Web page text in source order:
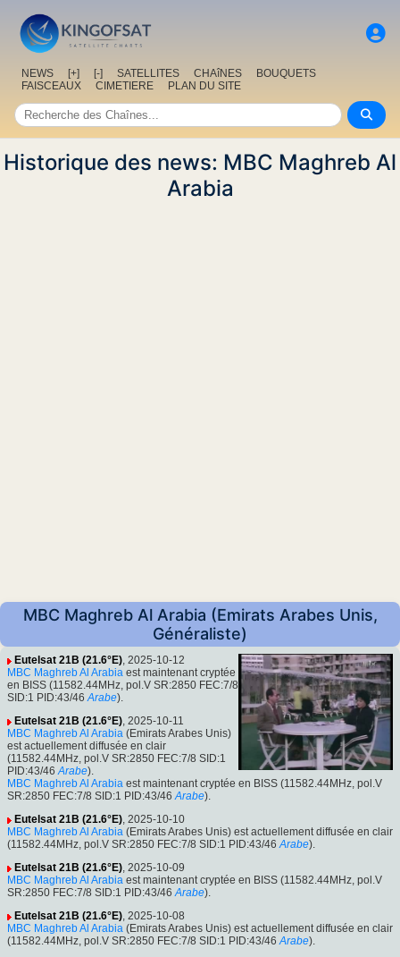
NEWS [+] [-] SATELLITES CHAîNES
BOUQUETS
FAISCEAUX
CIMETIERE PLAN DU SITE
Historique des news: MBC Maghreb Al
Arabia
MBC Maghreb Al Arabia (Emirats Arabes Unis,
Généraliste)
Eutelsat 21B (21.6°E), 2025-10-12
MBC Maghreb Al Arabia est maintenant cryptée
en BISS (11582.44MHz, pol.V SR:2850 FEC:7/8
SID:1 PID:43/46 Arabe).
Eutelsat 21B (21.6°E), 2025-10-11
MBC Maghreb Al Arabia (Emirats Arabes Unis)
est actuellement diffusée en clair
(11582.44MHz, pol.V SR:2850 FEC:7/8 SID:1
PID:43/46 Arabe).
MBC Maghreb Al Arabia est maintenant cryptée en BISS (11582.44MHz, pol.V
SR:2850 FEC:7/8 SID:1 PID:43/46 Arabe).
Eutelsat 21B (21.6°E), 2025-10-10
MBC Maghreb Al Arabia (Emirats Arabes Unis) est actuellement diffusée en clair
(11582.44MHz, pol.V SR:2850 FEC:7/8 SID:1 PID:43/46 Arabe).
Eutelsat 21B (21.6°E), 2025-10-09
MBC Maghreb Al Arabia est maintenant cryptée en BISS (11582.44MHz, pol.V
SR:2850 FEC:7/8 SID:1 PID:43/46 Arabe).
Eutelsat 21B (21.6°E), 2025-10-08
MBC Maghreb Al Arabia (Emirats Arabes Unis) est actuellement diffusée en clair
(11582.44MHz, pol.V SR:2850 FEC:7/8 SID:1 PID:43/46 Arabe).